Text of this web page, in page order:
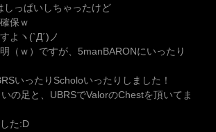
しっぱいしちゃったけど
保ｗ
よヽ(`Д´)ノ
（ｗ）ですが、5manBARONにいったり
いったりScholoいったりしました！
の足と、UBRSでValorのChestを頂いてま
た:D